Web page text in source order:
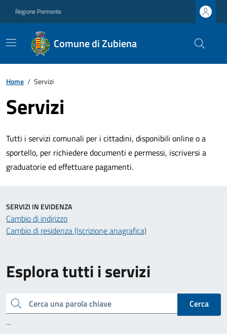
Regione Piemonte
Comune di Zubiena
Home / Servizi
Servizi
Tutti i servizi comunali per i cittadini, disponibili online o a
sportello, per richiedere documenti e permessi, iscriversi a
graduatorie ed effettuare pagamenti.
Esplora tutti i servizi
Cerca una parola chiave
Cerca
...
SERVIZI IN EVIDENZA
Cambio di indirizzo
Cambio di residenza (Iscrizione anagrafica)